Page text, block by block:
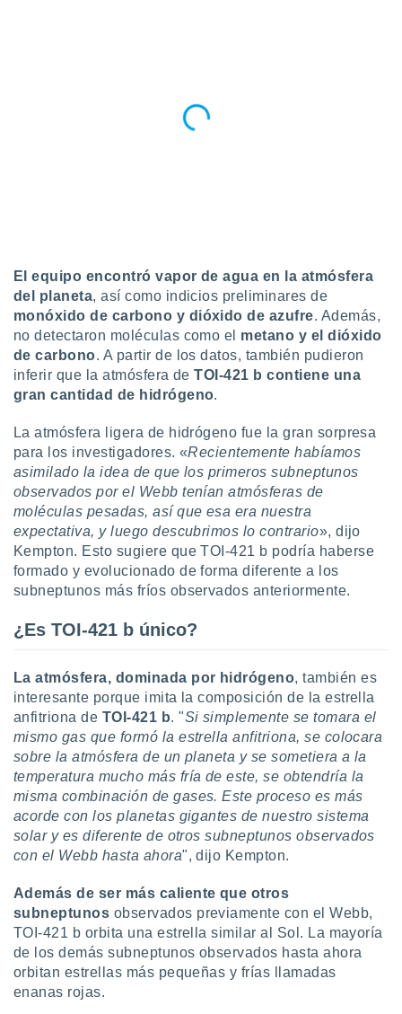
El equipo encontró vapor de agua en la atmósfera
del planeta, así como indicios preliminares de
monóxido de carbono y dióxido de azufre. Además,
no detectaron moléculas como el metano y el dióxido
de carbono. A partir de los datos, también pudieron
inferir que la atmósfera deTOI-421 b contiene una
gran cantidad de hidrógeno.
La atmósfera ligera de hidrógeno fue la gran sorpresa
para los investigadores. «Recientemente habíamos
asimilado la idea de que los primeros subneptunos
observados por el Webb tenían atmósferas de
moléculas pesadas, así que esa era nuestra
expectativa, y luego descubrimos lo contrario», dijo
Kempton. Esto sugiere que TOI-421 b podría haberse
formado y evolucionado de forma diferente a los
subneptunos más fríos observados anteriormente.
¿Es TOI-421 b único?
La atmósfera, dominada por hidrógeno, también es
interesante porque imita la composición de la estrella
anfitriona de TOI-421 b. "Si simplemente se tomara el
mismo gas que formó la estrella anfitriona, se colocara
sobre la atmósfera de un planeta y se sometiera a la
temperatura mucho más fría de este, se obtendría la
misma combinación de gases. Este proceso es más
acorde con los planetas gigantes de nuestro sistema
solar y es diferente de otros subneptunos observados
con el Webb hasta ahora", dijo Kempton.
Además de ser más caliente que otros
subneptunos observados previamente con el Webb,
TOI-421 b orbita una estrella similar al Sol. La mayoría
de los demás subneptunos observados hasta ahora
orbitan estrellas más pequeñas y frías llamadas
enanas rojas.